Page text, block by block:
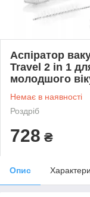
Аспіратор
Travel 2 in 1
молодшого
Немає в наявності
Роздріб
728 ₴
Опис